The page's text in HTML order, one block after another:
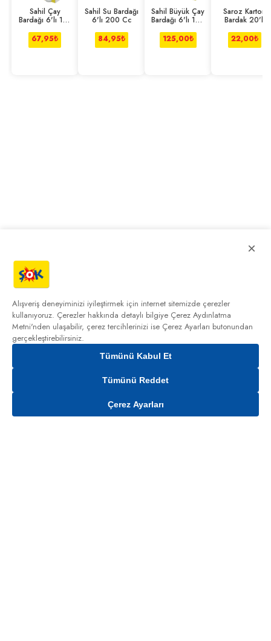
Gelince Haber Ver
Sahil Çay
Bardağı 6'lı 110
67,95₺
Sahil Su Bardağı
6'lı 200 Cc
84,95₺
Sahil Büyük Çay
Bardağı 6'lı 165
125,00₺
Saroz Karton
Bardak 20'li
22,00₺
×
Alışveriş deneyiminizi iyileştirmek için internet sitemizde çerezler
kullanıyoruz. Çerezler hakkında detaylı bilgiye Çerez Aydınlatma
Metni'nden ulaşabilir, çerez tercihlerinizi ise Çerez Ayarları butonundan
gerçekleştirebilirsiniz.
Tümünü Kabul Et
Tümünü Reddet
Çerez Ayarları